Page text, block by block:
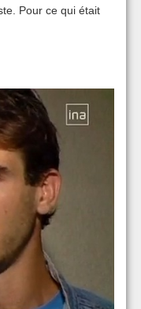
Pour ce qui était